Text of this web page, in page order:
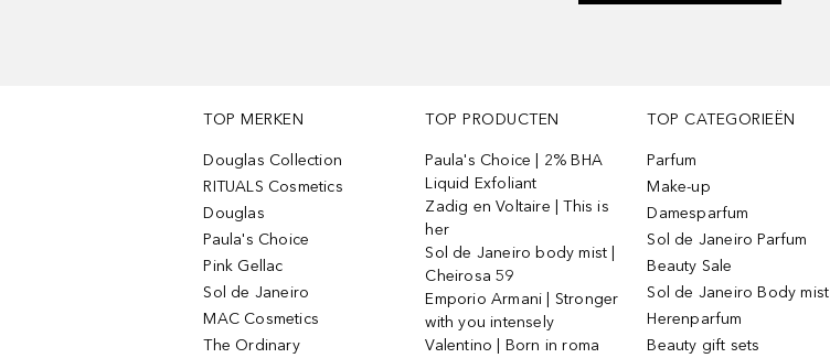
TOP MERKEN
Douglas Collection
RITUALS Cosmetics
Douglas
Paula's Choice
Pink Gellac
Sol de Janeiro
MAC Cosmetics
The Ordinary
TOP PRODUCTEN
Paula's Choice | 2% BHA
Liquid Exfoliant
Zadig en Voltaire | This is
her
Sol de Janeiro body mist |
Cheirosa 59
Emporio Armani | Stronger
with you intensely
Valentino | Born in roma
TOP CATEGORIEËN
Parfum
Make-up
Damesparfum
Sol de Janeiro Parfum
Beauty Sale
Sol de Janeiro Body mist
Herenparfum
Beauty gift sets